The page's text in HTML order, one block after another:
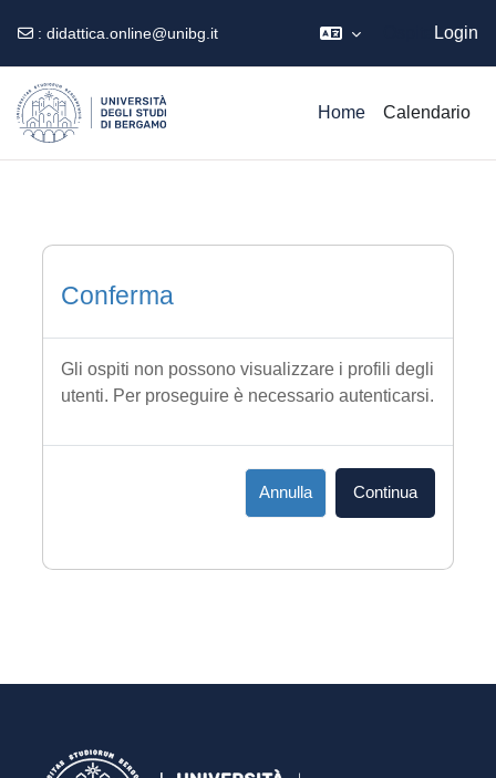
: didattica.online@unibg.it Login
Home Calendario
Conferma
Gli ospiti non possono visualizzare i profili degli
utenti. Per proseguire è necessario autenticarsi.
Annulla Continua